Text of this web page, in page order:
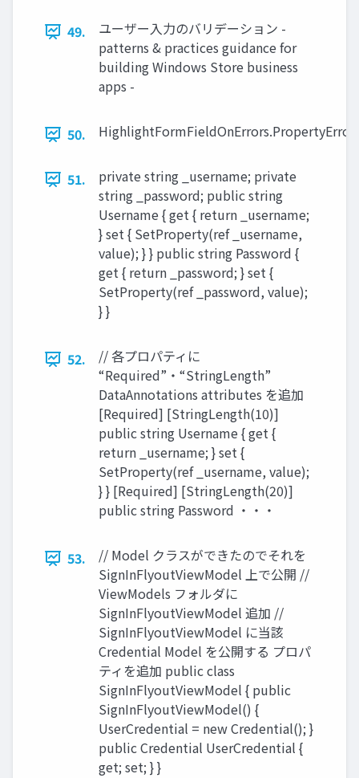
49.
ユーザー入力のバリデーション -
patterns & practices guidance for
building Windows Store business
apps -
50.
51.
private string _username; private
string _password; public string
Username { get { return _username;
} set { SetProperty(ref _username,
value); } } public string Password {
get { return _password; } set {
SetProperty(ref _password, value);
} }
52.
// 各プロパティに
“Required”・“StringLength”
DataAnnotations attributes を追加
[Required] [StringLength(10)]
public string Username { get {
return _username; } set {
SetProperty(ref _username, value);
} } [Required] [StringLength(20)]
public string Password ・・・
53.
// Model クラスができたのでそれを
SignInFlyoutViewModel 上で公開 //
ViewModels フォルダに
SignInFlyoutViewModel 追加 //
SignInFlyoutViewModel に当該
Credential Model を公開する プロパ
ティを追加 public class
SignInFlyoutViewModel { public
SignInFlyoutViewModel() {
UserCredential = new Credential(); }
public Credential UserCredential {
get; set; } }